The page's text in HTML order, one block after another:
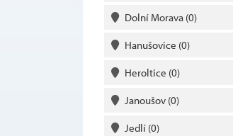
Dolní Morava (0)
Hanušovice (0)
Heroltice (0)
Janoušov (0)
Jedlí (0)